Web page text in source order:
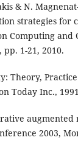
& N.
strategies for
Computing and
1-21, 2010.
Theory,
Today Inc.,
2003,